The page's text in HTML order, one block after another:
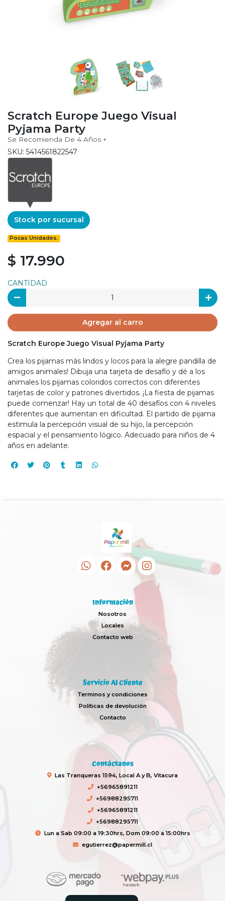
Scratch Europe Juego Visual
Pyjama Party
Se Recomienda De 4 Años +
SKU: 5414561822547
Stock por sucursal
Pocas Unidades.
$ 17.990
CANTIDAD
Agregar al carro
Scratch Europe Juego Visual Pyjama Party
Crea los pijamas más lindos y locos para la alegre pandilla de
amigos animales! Dibuja una tarjeta de desafío y dé a los
animales los pijamas coloridos correctos con diferentes
tarjetas de color y patrones divertidos. ¡La fiesta de pijamas
puede comenzar! Hay un total de 40 desafíos con 4 niveles
diferentes que aumentan en dificultad. El partido de pijama
estimula la percepción visual de su hijo, la percepción
espacial y el pensamiento lógico. Adecuado para niños de 4
años en adelante.
Información
Nosotros
Locales
Contacto web
Servicio Al Cliente
Terminos y condiciones
Políticas de devolución
Contacto
Contáctanos
Las Tranqueras 1594, Local A y B, Vitacura
+56965891211
+56988295711
+56965891211
+56988295711
Lun a Sab 09:00 a 19:30hrs, Dom 09:00 a 15:00hrs
egutierrez@papermill.cl